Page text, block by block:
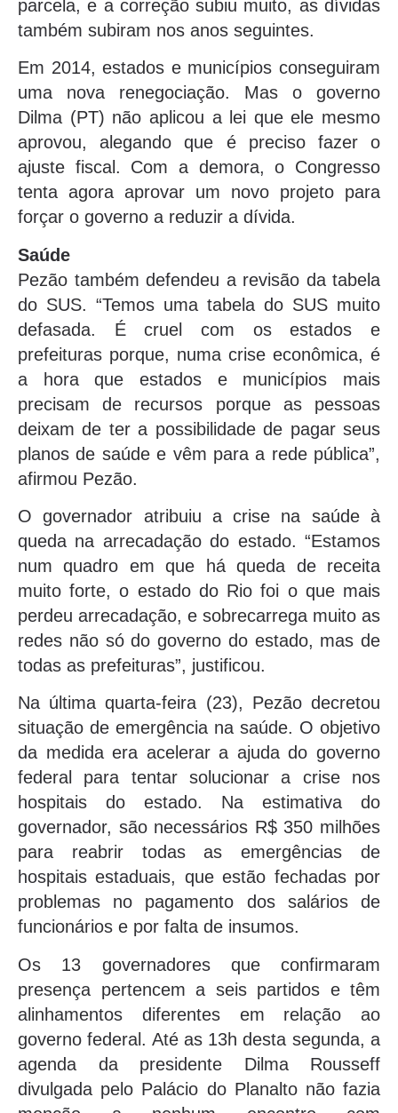
parcela, e a correção subiu muito, as dívidas
também subiram nos anos seguintes.
Em 2014, estados e municípios conseguiram
uma nova renegociação. Mas o governo
Dilma (PT) não aplicou a lei que ele mesmo
aprovou, alegando que é preciso fazer o
ajuste fiscal. Com a demora, o Congresso
tenta agora aprovar um novo projeto para
forçar o governo a reduzir a dívida.
Saúde
Pezão também defendeu a revisão da tabela
do SUS. “Temos uma tabela do SUS muito
defasada. É cruel com os estados e
prefeituras porque, numa crise econômica, é
a hora que estados e municípios mais
precisam de recursos porque as pessoas
deixam de ter a possibilidade de pagar seus
planos de saúde e vêm para a rede pública”,
afirmou Pezão.
O governador atribuiu a crise na saúde à
queda na arrecadação do estado. “Estamos
num quadro em que há queda de receita
muito forte, o estado do Rio foi o que mais
perdeu arrecadação, e sobrecarrega muito as
redes não só do governo do estado, mas de
todas as prefeituras”, justificou.
Na última quarta-feira (23), Pezão decretou
situação de emergência na saúde. O objetivo
da medida era acelerar a ajuda do governo
federal para tentar solucionar a crise nos
hospitais do estado. Na estimativa do
governador, são necessários R$ 350 milhões
para reabrir todas as emergências de
hospitais estaduais, que estão fechadas por
problemas no pagamento dos salários de
funcionários e por falta de insumos.
Os 13 governadores que confirmaram
presença pertencem a seis partidos e têm
alinhamentos diferentes em relação ao
governo federal. Até as 13h desta segunda, a
agenda da presidente Dilma Rousseff
divulgada pelo Palácio do Planalto não fazia